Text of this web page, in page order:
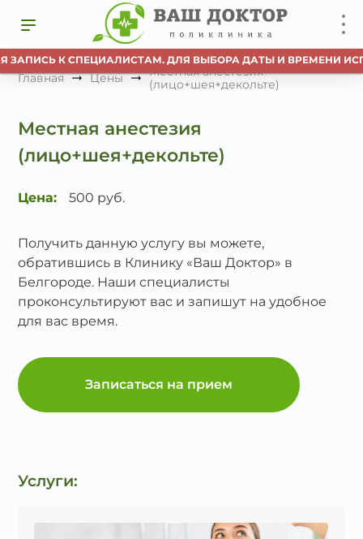
К СПЕЦИАЛИСТАМ. ДЛЯ ВЫБОРА ДАТЫ И ВРЕМЕНИ
Главная Цены
Местная анестезия
(лицо+шея+декольте)
Местная анестезия
(лицо+шея+декольте)
Цена: 500 руб.
Получить данную услугу вы можете,
обратившись в Клинику «Ваш Доктор» в
Белгороде. Наши специалисты
проконсультируют вас и запишут на удобное
для вас время.
Записаться на прием
Услуги: